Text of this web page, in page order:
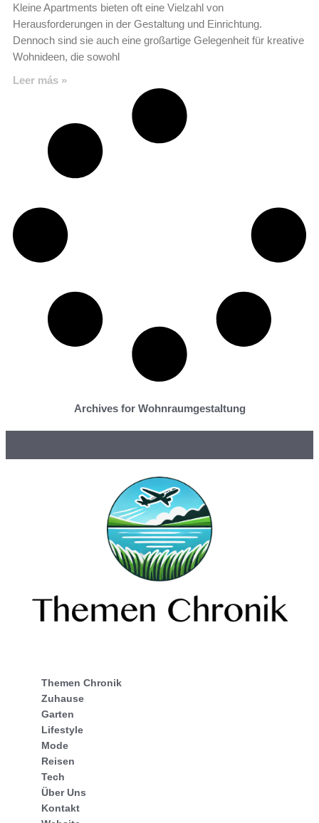
Kleine Apartments bieten oft eine Vielzahl von
Herausforderungen in der Gestaltung und Einrichtung.
Dennoch sind sie auch eine großartige Gelegenheit für kreative
Wohnideen, die sowohl
Leer más »
Archives for Wohnraumgestaltung
Themen Chronik
Zuhause
Garten
Lifestyle
Mode
Reisen
Tech
Über Uns
Kontakt